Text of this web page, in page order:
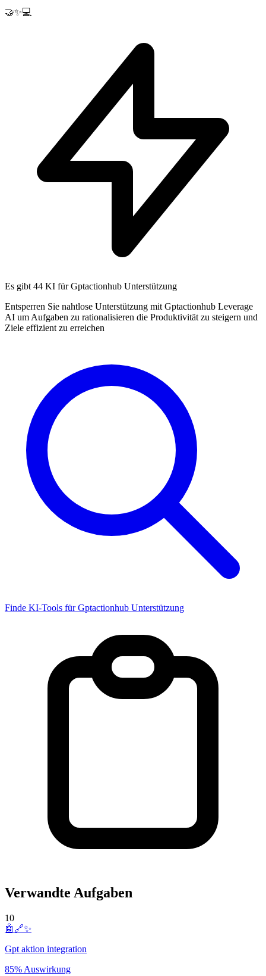
🤝✨💻
Es gibt 44 KI für Gptactionhub Unterstützung
Entsperren Sie nahtlose Unterstützung mit Gptactionhub Leverage
AI um Aufgaben zu rationalisieren die Produktivität zu steigern und
Ziele effizient zu erreichen
Finde KI-Tools für Gptactionhub Unterstützung
Verwandte Aufgaben
10
🤖🔗✨
Gpt aktion integration
85% Auswirkung